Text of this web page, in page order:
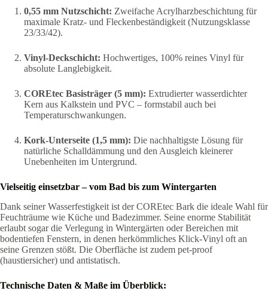
0,55 mm Nutzschicht: Zweifache Acrylharzbeschichtung für
maximale Kratz- und Fleckenbeständigkeit (Nutzungsklasse
23/33/42).
Vinyl-Deckschicht: Hochwertiges, 100% reines Vinyl für
absolute Langlebigkeit.
COREtec Basisträger (5 mm): Extrudierter wasserdichter
Kern aus Kalkstein und PVC – formstabil auch bei
Temperaturschwankungen.
Kork-Unterseite (1,5 mm): Die nachhaltigste Lösung für
natürliche Schalldämmung und den Ausgleich kleinerer
Unebenheiten im Untergrund.
Vielseitig einsetzbar – vom Bad bis zum Wintergarten
Dank seiner Wasserfestigkeit ist der COREtec Bark die ideale Wahl für
Feuchträume wie Küche und Badezimmer. Seine enorme Stabilität
erlaubt sogar die Verlegung in Wintergärten oder Bereichen mit
bodentiefen Fenstern, in denen herkömmliches Klick-Vinyl oft an
seine Grenzen stößt. Die Oberfläche ist zudem pet-proof
(haustiersicher) und antistatisch.
Technische Daten & Maße im Überblick: